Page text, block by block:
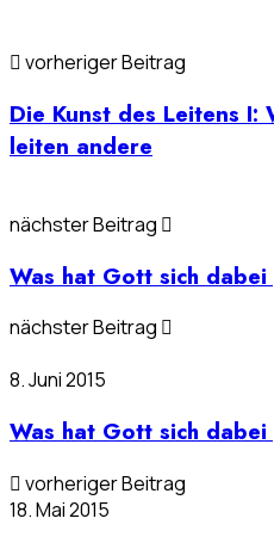
vorheriger Beitrag
Die Kunst des Leitens
leiten andere
nächster Beitrag
Was hat Gott sich
nächster Beitrag
8. Juni 2015
Was hat Gott sich
vorheriger Beitrag
18. Mai 2015